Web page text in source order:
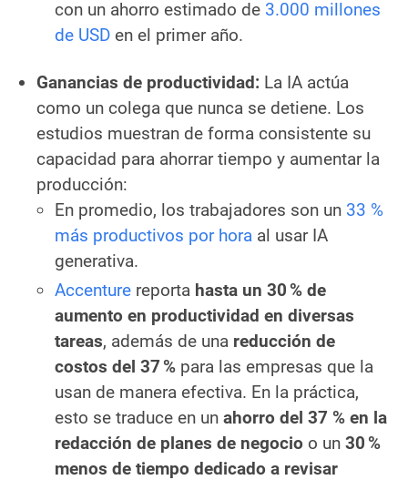
con un ahorro estimado de 3.000 millones
de USD en el primer año.
Ganancias de productividad: La IA actúa
como un colega que nunca se detiene. Los
estudios muestran de forma consistente su
capacidad para ahorrar tiempo y aumentar la
producción:
En promedio, los trabajadores son un 33 %
más productivos por hora al usar IA
generativa.
Accenture reporta hasta un 30 % de
aumento en productividad en diversas
tareas, además de una reducción de
costos del 37 % para las empresas que la
usan de manera efectiva. En la práctica,
esto se traduce en un ahorro del 37 % en la
redacción de planes de negocio o un 30 %
menos de tiempo dedicado a revisar